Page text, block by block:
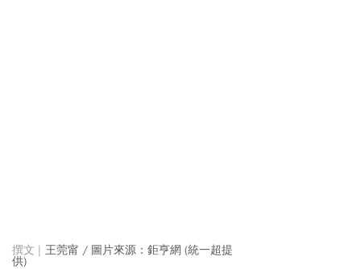
王莞甯 / 圖片來源：鉅亨網 (統一超提
供)